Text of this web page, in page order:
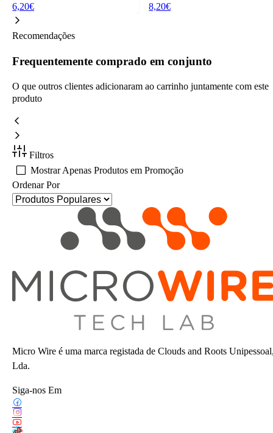
6,20€ 8,20€
Recomendações
Frequentemente comprado em conjunto
O que outros clientes adicionaram ao carrinho juntamente com este
produto
Filtros
Mostrar Apenas Produtos em Promoção
Ordenar Por
Micro Wire é uma marca registada de Clouds and Roots
Lda.
Siga-nos Em